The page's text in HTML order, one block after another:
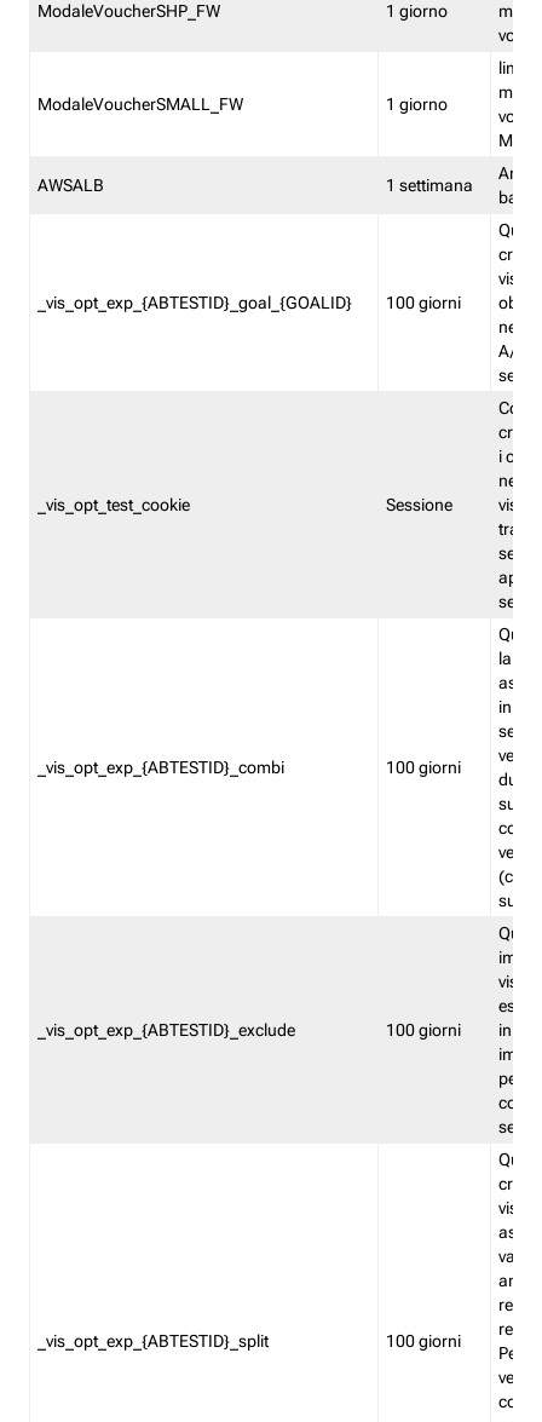
ModaleVoucherSHP_FW 1 giorno
ModaleVoucherSMALL_FW 1 giorno
AWSALB 1 settimana
_vis_opt_exp_{ABTESTID}_goal_{GOALID} 100 giorni
nel
A/B.
_vis_opt_test_cookie Sessione
i
nel
_vis_opt_exp_{ABTESTID}_combi 100 giorni
la
in
_vis_opt_exp_{ABTESTID}_exclude 100 giorni
in
_vis_opt_exp_{ABTESTID}_split 100 giorni